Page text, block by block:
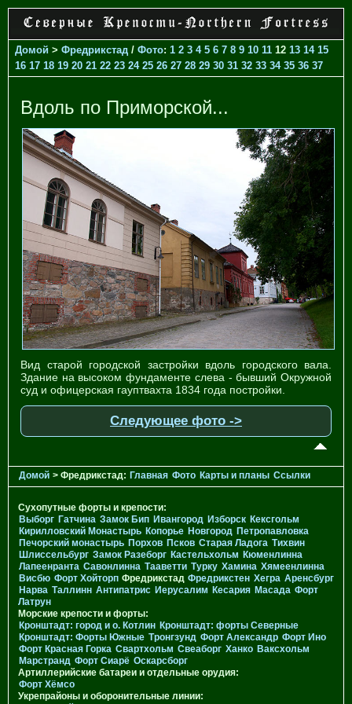
Домой > Фредрикстад / Фото: 1 2 3 4 5 6 7 8 9 10 11 12 13 14 15
16 17 18 19 20 21 22 23 24 25 26 27 28 29 30 31 32 33 34 35 36 37
Вдоль по Приморской...
Вид старой городской застройки вдоль городского вала.
Здание на высоком фундаменте слева - бывший Окружной
суд и офицерская гауптвахта 1834 года постройки.
Следующее фото ->
Домой > Фредрикстад: Главная Фото Карты и планы Ссылки
Сухопутные форты и крепости:
Выборг Гатчина Замок Бип Ивангород Изборск Кексгольм
Кирилловский Монастырь Копорье Новгород Петропавловка
Печорcкий монастырь Порхов Псков Старая Ладога Тихвин
Шлиссельбург Замок Разеборг Кастельхольм Кюменлинна
Лапеенранта Савонлинна Тааветти Турку Хамина Хямеенлинна
Висбю Форт Хойторп Фредрикстад Фредрикстен Хегра Аренсбург
Нарва Таллинн Антипатрис Иерусалим Кесария Масада Форт
Латрун
Морские крепости и форты:
Кронштадт: город и о. Котлин Кронштадт: форты Северные
Кронштадт: Форты Южные Тронгзунд Форт Александр Форт Ино
Форт Красная Горка Свартхольм Свеаборг Ханко Ваксхольм
Марстранд Форт Сиарё Оскарсборг
Артиллерийские батареи и отдельные орудия:
Форт Хёмсо
Укрепрайоны и оборонительные линии: